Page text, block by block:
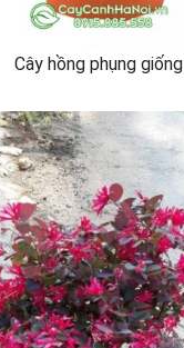
Cây hồng phụng giống